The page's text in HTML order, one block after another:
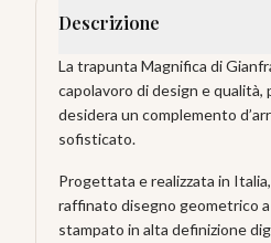
Descrizione
La trapunta Magnifica di
capolavoro di design e
desidera un complemento
sofisticato.
Progettata e realizzata in
raffinato disegno geometrico a
stampato in alta definizione